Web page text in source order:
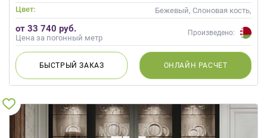
Неоклассика, Современные
Цвет:
Бежевый, Слоновая кость,
Кремовый, Коричневый,
Капучино
от 33 740 руб.
Цена за погонный метр
Произведено:
БЫСТРЫЙЗАКАЗ ОНЛАЙН РАСЧЕТ